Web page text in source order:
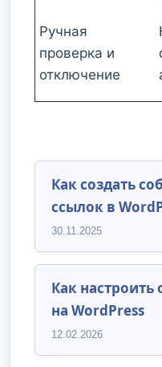
Ручная
проверка и
отключение
Как создать
ссылок в
30.11.2025
Как
на WordPress
12.02.2026